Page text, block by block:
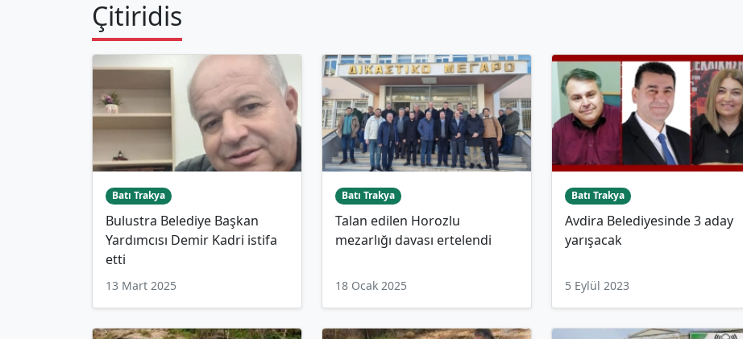
Çitiridis
Batı Trakya
Bulustra Belediye Başkan
Yardımcısı Demir Kadri istifa
etti
13 Mart 2025
Batı Trakya
Talan edilen Horozlu
mezarlığı davası ertelendi
18 Ocak 2025
Batı Trakya
Avdira Belediyesinde 3 aday
yarışacak
5 Eylül 2023